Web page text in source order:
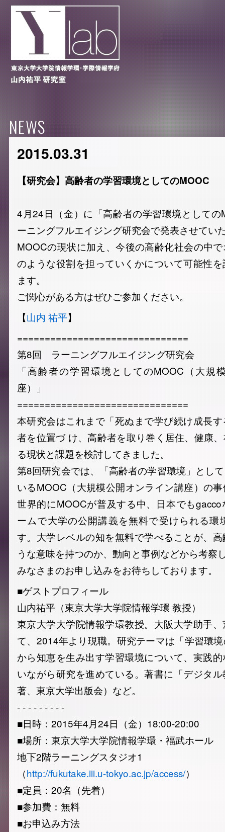
NEWS
2015.03.31
【研究会】高齢者の学習環境としてのMOOC
4月24日（金）に「高齢者の学習環境として
ーニングフルエイジング研究会で発表させてい
MOOCの現状に加え、今後の高齢化社会の中
のような役割を担っていくかについて可能性
ます。
ご関心がある方はぜひご参加ください。
【山内 祐平】
===============================
第8回 ラーニングフルエイジング研究会
「高齢者の学習環境としてのMOOC（大規
座）」
===============================
本研究会はこれまで「死ぬまで学び続け成長
者を位置づ け、高齢者を取り巻く居住、健康
る現状と課題を検討してきました。
第8回研究会では、「高齢者の学習環境」とし
いるMOOC（大規模公開オンライン講座）の
世界的にMOOCが普及する中、日本でも
ームで大学の公開講義を無料で受けられる環
す。大学レベルの知を無料で学べることが、
うな意味を持つのか、動向と事例などから考察
みなさまのお申し込みをお待ちしております。
■ゲストプロフィール
山内祐平（東京大学大学院情報学環 教授）
東京大学大学院情報学環教授。大阪大学助手
て、2014年より現職。研究テーマは「学習環
から知恵を生み出す学習環境について、実践
いながら研究を進めている。著書に「デジタ
著、東京大学出版会）など。
- - - - - - - - -
■日時：2015年4月24日（金）18:00-20:00
■場所：東京大学大学院情報学環・福武ホール
地下2階ラーニングスタジオ1
（http://fukutake.iii.u-tokyo.ac.jp/access/）
■定員：20名（先着）
■参加費：無料
■お申込み方法